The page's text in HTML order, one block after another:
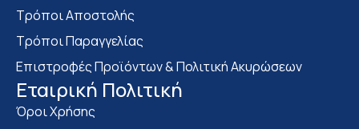
Τρόποι Αποστολής
Τρόποι Παραγγελίας
Επιστροφές Προϊόντων & Πολιτική Ακυρώσεων
Eταιρική Πολιτική
Όροι Χρήσης